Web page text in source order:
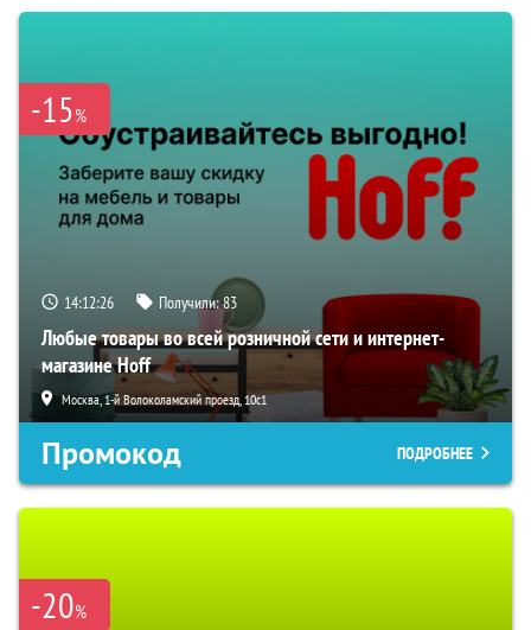
-15%
14:12:25 Получили:83
Любые товары во всей розничной сети и интернет-
магазине Hoff
Москва, 1-й Волоколамский проезд, 10с1
Промокод ПОДРОБНЕЕ
-20%